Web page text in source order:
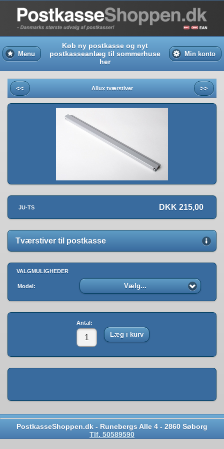
Menu
Køb ny postkasse og nyt
postkasseanlæg til sommerhuse
her
Min konto
<< Allux tværstiver >>
JU-TS DKK 215,00
Tværstiver til postkasse
VALGMULIGHEDER
Model: Vælg...
Antal:
Læg i kurv
PostkasseShoppen.dk - Runebergs Alle 4 - 2860 Søborg
Tlf. 50589590